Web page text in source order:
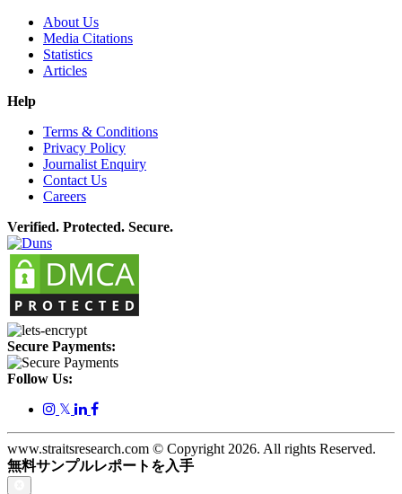
About Us
Media Citations
Statistics
Articles
Help
Terms & Conditions
Privacy Policy
Journalist Enquiry
Contact Us
Careers
Verified. Protected. Secure.
Secure Payments:
Follow Us:
𝕏
www.straitsresearch.com © Copyright 2026. All rights Reserved.
無料サンプルレポートを入手